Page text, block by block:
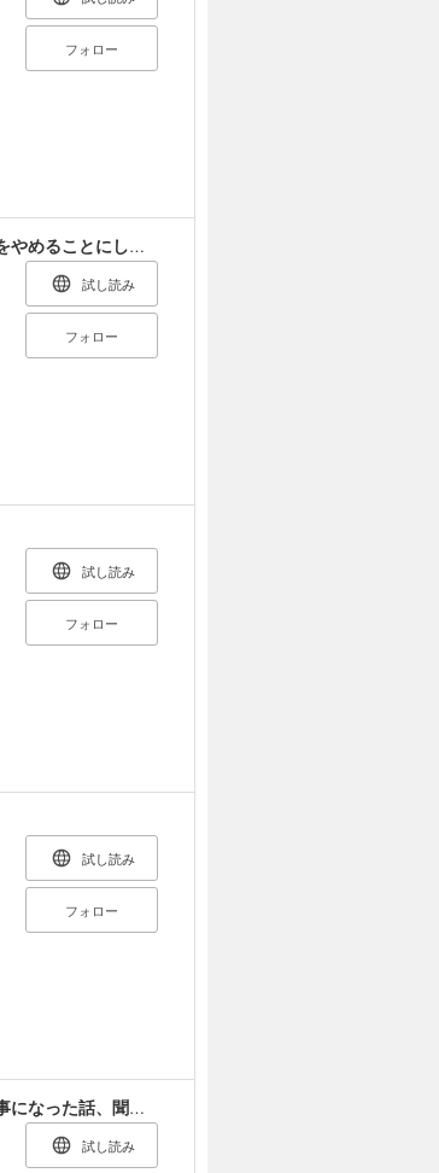
フォロー
余命宣告を受けたので私を顧みない家族と婚約者に執着するのをやめることにしました
試し読み
フォロー
試し読み
フォロー
試し読み
フォロー
今まで馬鹿にされていた気弱令嬢に転生したら、とんでもない事になった話、聞く？
試し読み